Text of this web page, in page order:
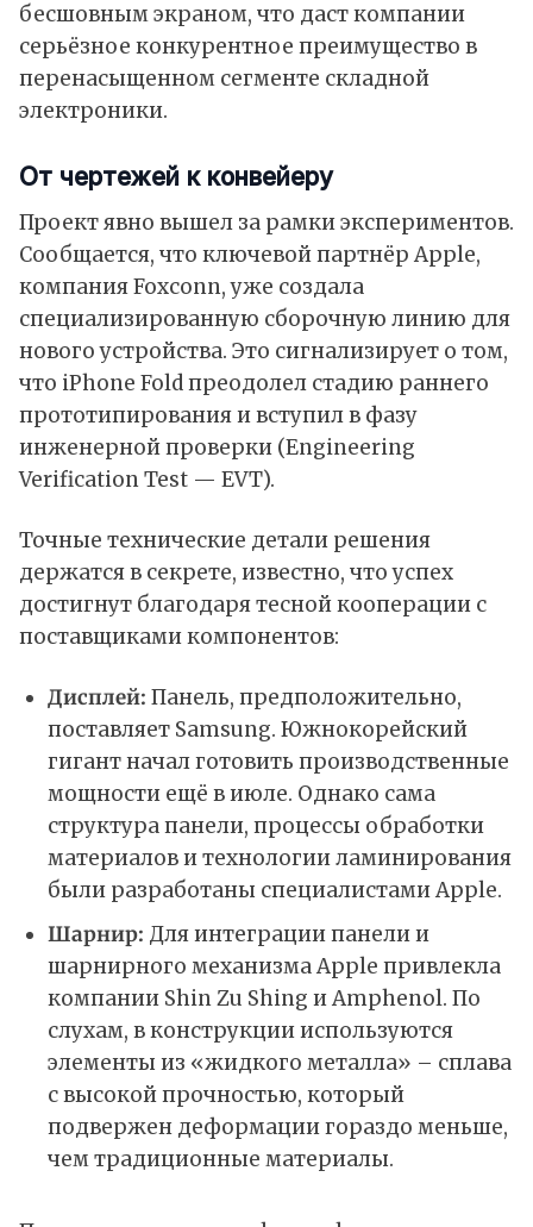
бесшовным экраном, что даст компании
серьёзное конкурентное преимущество в
перенасыщенном сегменте складной
электроники.​
От чертежей к конвейеру
Проект явно вышел за рамки экспериментов.
Сообщается, что ключевой партнёр Apple,
компания Foxconn, уже создала
специализированную сборочную линию для
нового устройства. Это сигнализирует о том,
что iPhone Fold преодолел стадию раннего
прототипирования и вступил в фазу
инженерной проверки (Engineering
Verification Test — EVT).​
Точные технические детали решения
держатся в секрете, известно, что успех
достигнут благодаря тесной кооперации с
поставщиками компонентов:
Дисплей: Панель, предположительно,
поставляет Samsung. Южнокорейский
гигант начал готовить производственные
мощности ещё в июле. Однако сама
структура панели, процессы обработки
материалов и технологии ламинирования
были разработаны специалистами Apple.​
Шарнир: Для интеграции панели и
шарнирного механизма Apple привлекла
компании Shin Zu Shing и Amphenol. По
слухам, в конструкции используются
элементы из «жидкого металла» – сплава
с высокой прочностью, который
подвержен деформации гораздо меньше,
чем традиционные материалы.​